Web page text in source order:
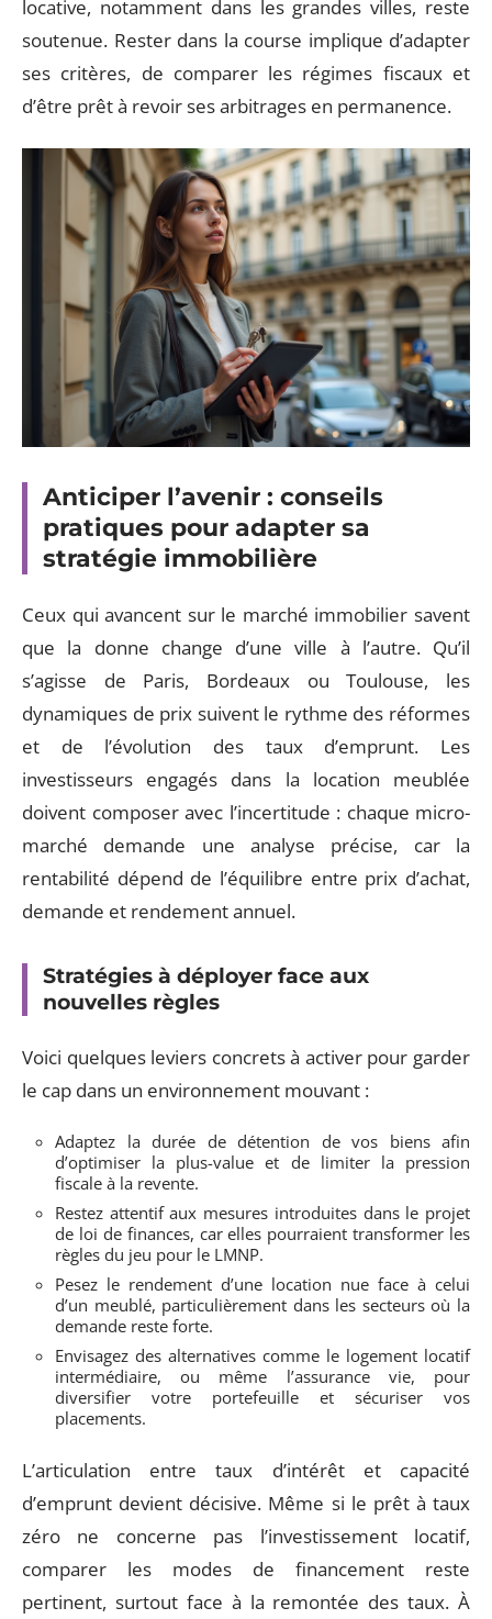
locative, notamment dans les grandes villes, reste
soutenue. Rester dans la course implique d’adapter
ses critères, de comparer les régimes fiscaux et
d’être prêt à revoir ses arbitrages en permanence.
Anticiper l’avenir : conseils
pratiques pour adapter sa
stratégie immobilière
Ceux qui avancent sur le marché immobilier savent
que la donne change d’une ville à l’autre. Qu’il
s’agisse de Paris, Bordeaux ou Toulouse, les
dynamiques de prix suivent le rythme des réformes
et de l’évolution des taux d’emprunt. Les
investisseurs engagés dans la location meublée
doivent composer avec l’incertitude : chaque micro-
marché demande une analyse précise, car la
rentabilité dépend de l’équilibre entre prix d’achat,
demande et rendement annuel.
Stratégies à déployer face aux
nouvelles règles
Voici quelques leviers concrets à activer pour garder
le cap dans un environnement mouvant :
Adaptez la durée de détention de vos biens afin
d’optimiser la plus-value et de limiter la pression
fiscale à la revente.
Restez attentif aux mesures introduites dans le projet
de loi de finances, car elles pourraient transformer les
règles du jeu pour le LMNP.
Pesez le rendement d’une location nue face à celui
d’un meublé, particulièrement dans les secteurs où la
demande reste forte.
Envisagez des alternatives comme le logement locatif
intermédiaire, ou même l’assurance vie, pour
diversifier votre portefeuille et sécuriser vos
placements.
L’articulation entre taux d’intérêt et capacité
d’emprunt devient décisive. Même si le prêt à taux
zéro ne concerne pas l’investissement locatif,
comparer les modes de financement reste
pertinent, surtout face à la remontée des taux. À